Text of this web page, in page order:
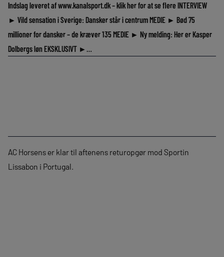
Indslag leveret af www.kanalsport.dk – klik her for at se flere INTERVIEW
► Vild sensation i Sverige: Dansker står i centrum MEDIE ► Bød 75
millioner for dansker – de kræver 135 MEDIE ► Ny melding: Her er Kasper
Dolbergs løn EKSKLUSIVT ►…
AC Horsens er klar til aftenens returopgør mod Sportin
Lissabon i Portugal.